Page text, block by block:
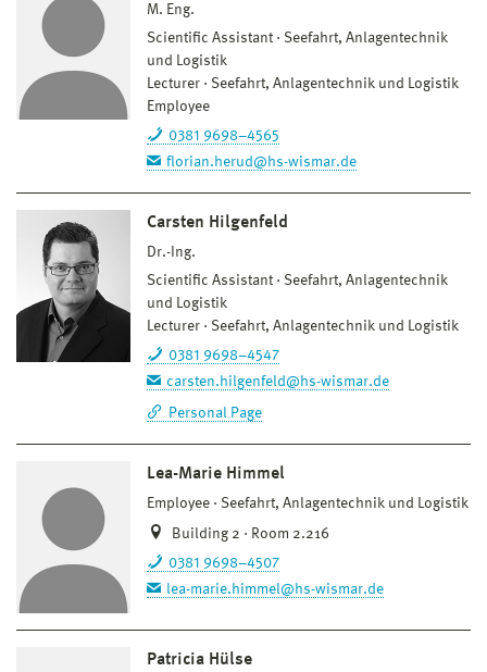
M. Eng.
Scientific Assistant
Seefahrt, Anlagentechnik
und Logistik
Lecturer
Seefahrt, Anlagentechnik und Logistik
Employee
0381 9698–4565
florian.herud@hs-wismar.de
Carsten Hilgenfeld
Dr.-Ing.
Scientific Assistant
Seefahrt, Anlagentechnik
und Logistik
Lecturer
Seefahrt, Anlagentechnik und Logistik
0381 9698–4547
carsten.hilgenfeld@hs-wismar.de
Personal Page
Lea-Marie Himmel
Employee
Seefahrt, Anlagentechnik und Logistik
Building 2 · Room 2.216
0381 9698–4507
lea-marie.himmel@hs-wismar.de
Patricia Hülse